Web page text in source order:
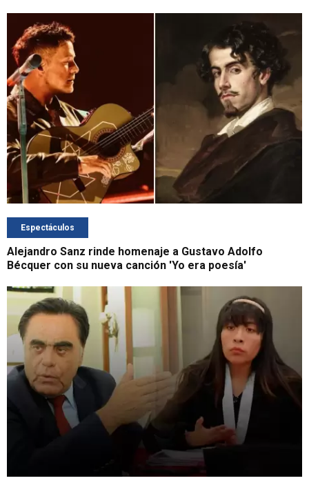
Espectáculos
Alejandro Sanz rinde homenaje a Gustavo Adolfo
Bécquer con su nueva canción 'Yo era poesía'